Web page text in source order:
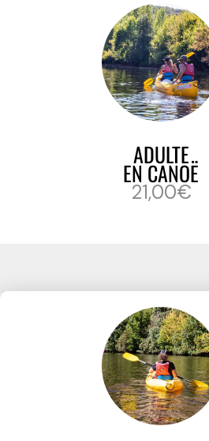
ADULTE
EN CANOË
21,00€